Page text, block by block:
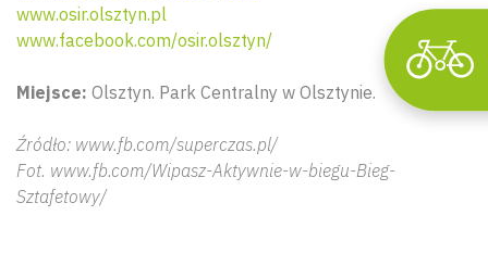
www.osir.olsztyn.pl
www.facebook.com/osir.olsztyn/
Miejsce: Olsztyn. Park Centralny w Olsztynie.
Źródło: www.fb.com/superczas.pl/
Fot. www.fb.com/Wipasz-Aktywnie-w-biegu-Bieg-
Sztafetowy/